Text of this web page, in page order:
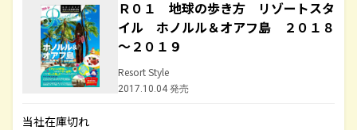
Ｒ０１ 地球の歩き方 リゾートスタ
イル ホノルル＆オアフ島 ２０１８
～２０１９
Resort Style
2017.10.04 発売
当社在庫切れ